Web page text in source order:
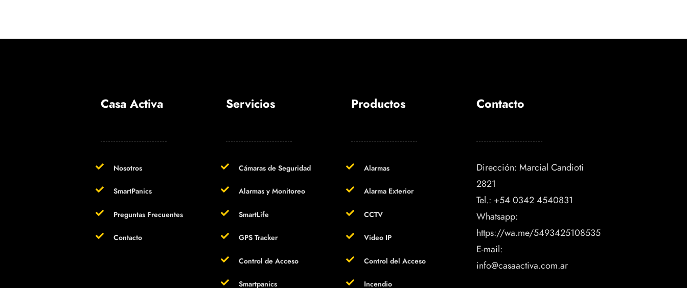
Casa Activa
Nosotros
SmartPanics
Preguntas Frecuentes
Contacto
Servicios
Cámaras de Seguridad
Alarmas y Monitoreo
SmartLife
GPS Tracker
Control de Acceso
Smartpanics
Productos
Alarmas
Alarma Exterior
CCTV
Video IP
Control del Acceso
Incendio
Contacto
Dirección: Marcial Candioti
2821
Tel.: +54 0342 4540831
Whatsapp:
https://wa.me/5493425108535
E-mail:
info@casaactiva.com.ar